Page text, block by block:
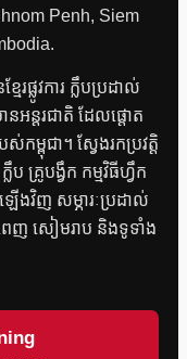
Penh, Siem
រផ្លូវការ ក្លឹបប្រដាល់
អន្តរជាតិ ដែលផ្តោត
ម្ពុជា។ ស្វែងរកប្រវត្តិ
គ្រូបង្វឹក កម្មវិធីហ្វឹក
ើងវិញ សម្ភារៈប្រដាល់
េញ សៀមរាប និងទូទាំង